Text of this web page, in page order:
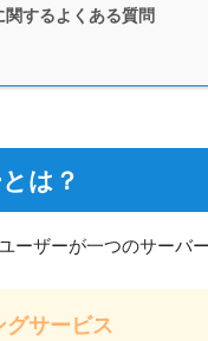
するよくある質問
は？
ーザーが一つのサーバ
サービス